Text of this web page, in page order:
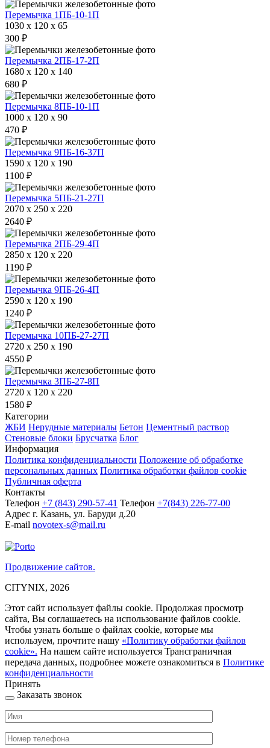
Перемычка 1ПБ-10-1П
1030 x 120 x 65
300 ₽
Перемычка 2ПБ-17-2П
1680 x 120 x 140
680 ₽
Перемычка 8ПБ-10-1П
1000 x 120 x 90
470 ₽
Перемычка 9ПБ-16-37П
1590 x 120 x 190
1100 ₽
Перемычка 5ПБ-21-27П
2070 x 250 x 220
2640 ₽
Перемычка 2ПБ-29-4П
2850 x 120 x 220
1190 ₽
Перемычка 9ПБ-26-4П
2590 x 120 x 190
1240 ₽
Перемычка 10ПБ-27-27П
2720 x 250 x 190
4550 ₽
Перемычка 3ПБ-27-8П
2720 x 120 x 220
1580 ₽
Категории
ЖБИ Нерудные материалы Бетон Цементный раствор
Стеновые блоки Брусчатка Блог
Информация
Политика конфиденциальности Положение об обработке
персональных данных Политика обработки файлов cookie
Публичная оферта
Контакты
Телефон +7 (843) 290-57-41 Телефон +7(843) 226-77-00
Адрес г. Казань, ул. Баруди д.20
E-mail novotex-s@mail.ru
Продвижение сайтов.
CITYNIX, 2026
Этот сайт использует файлы cookie. Продолжая просмотр
сайта, Вы соглашаетесь на использование файлов cookie.
Чтобы узнать больше о файлах cookie, которые мы
используем, прочтите нашу «Политику обработки файлов
cookie». На нашем сайте используется Трансграничная
передача данных, подробнее можете ознакомиться в Политике
конфиденциальности
Принять
Заказать звонок